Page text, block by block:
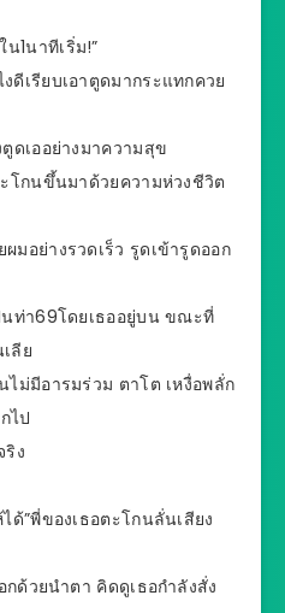
1นาทีเริ่ม!”
ดีเรียบเอาตูดมากระแทกควย
ดเออย่างมาความสุข
โกนขึ้นมาด้วยความห่วงชีวิต
มอย่างรวดเร็ว รูดเข้ารูดออก
นท่า69โดยเธออยู่บน ขณะที่
ลีย
ม่มีอารมร่วม ตาโต เหงื่อพลั่ก
ไป
ง
ด้”พี่ของเธอตะโกนลั่นเสียง
กด้วยนำตา คิดดูเธอกำลังสั่ง